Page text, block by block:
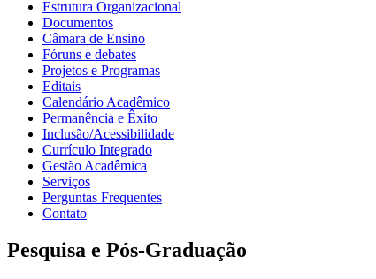
Estrutura Organizacional
Documentos
Câmara de Ensino
Fóruns e debates
Projetos e Programas
Editais
Calendário Acadêmico
Permanência e Êxito
Inclusão/Acessibilidade
Currículo Integrado
Gestão Acadêmica
Serviços
Perguntas Frequentes
Contato
Pesquisa e Pós-Graduação